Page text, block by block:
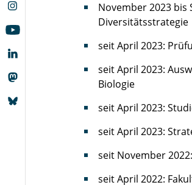
November 2023 bis
Diversitätsstrategie
seit April 2023:
seit April 2023:
Biologie
seit April 2023:
seit April 2023:
seit November
seit April 2022: